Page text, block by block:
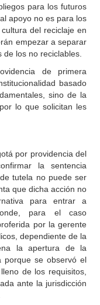
para los futuros
apoyo no es para los
del reciclaje en
empezar a separar
los no reciclables.
de primera
basado
sino de la
lo que solicitan les
por providencia del
la sentencia
tutela no puede ser
que dicha acción no
para entrar a
para el caso
por la gerente
dependiente de la
la apertura de la
porque se observó el
de los requisitos,
ante la jurisdicción